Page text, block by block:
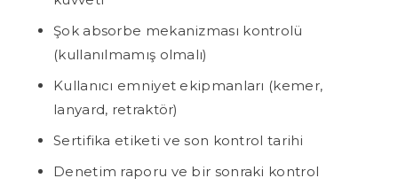
Şok absorbe mekanizması kontrolü
(kullanılmamış olmalı)
Kullanıcı emniyet ekipmanları (kemer,
lanyard, retraktör)
Sertifika etiketi ve son kontrol tarihi
Denetim raporu ve bir sonraki kontrol